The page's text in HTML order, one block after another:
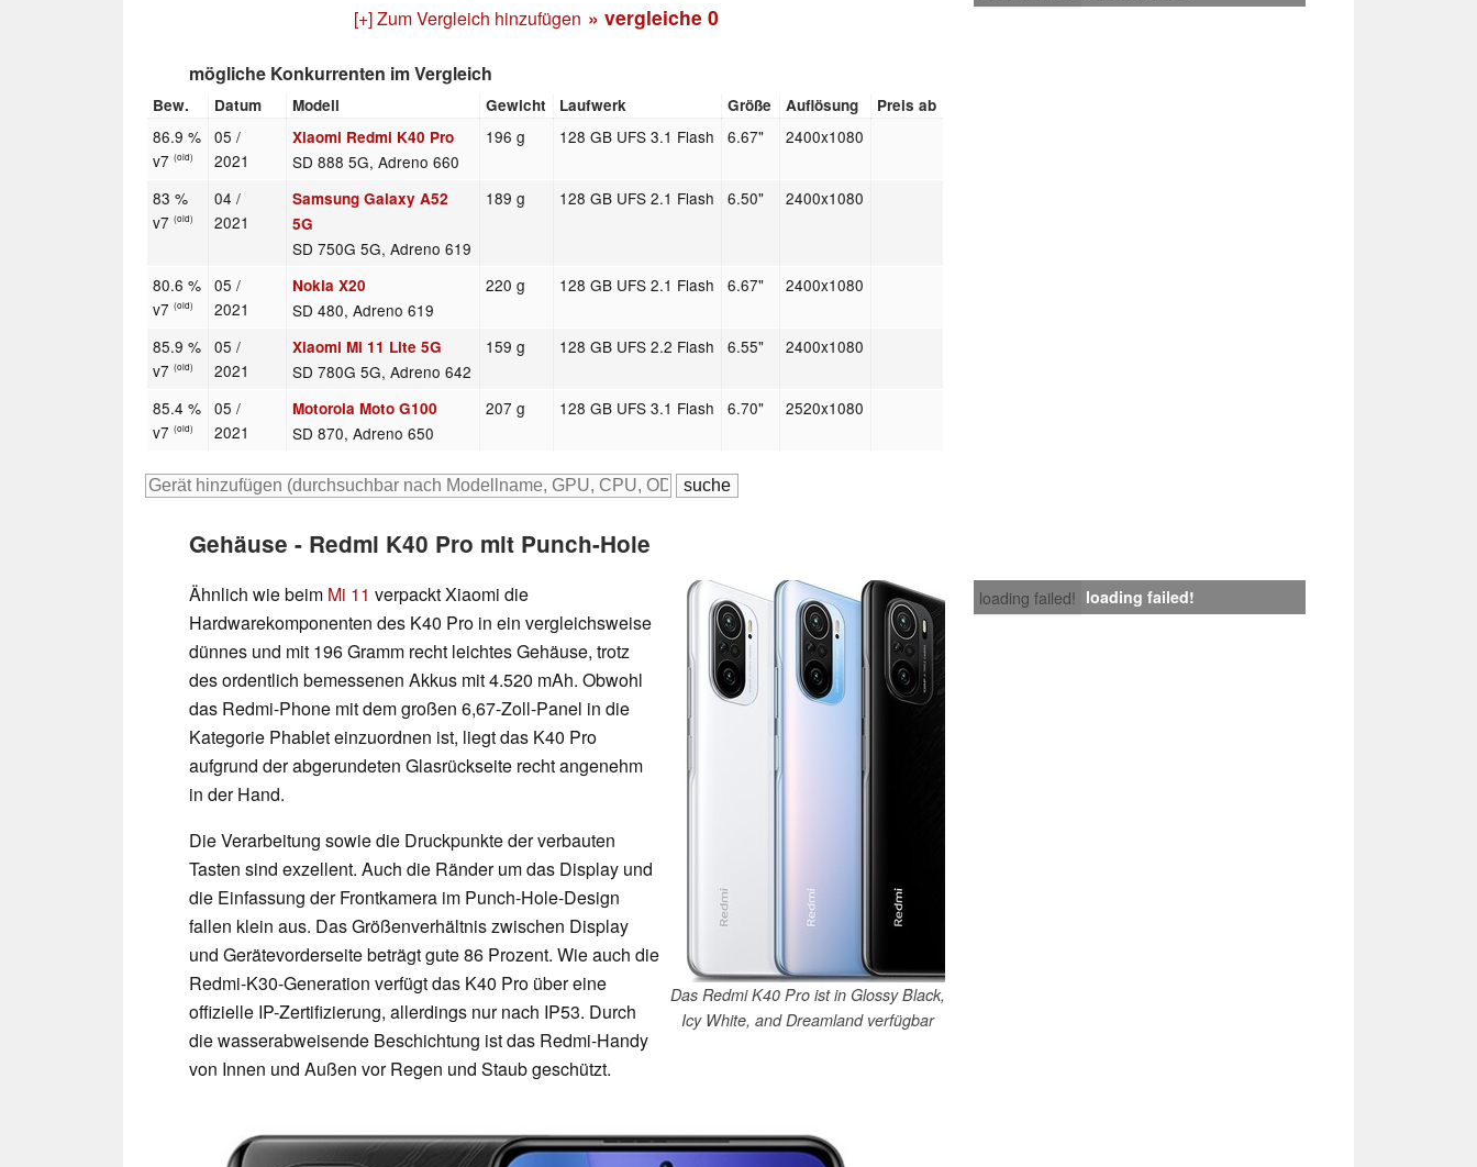
[+] Zum Vergleich hinzufügen » vergleiche 0
mögliche Konkurrenten im Vergleich
Bew. Datum Modell Gewicht Laufwerk Größe Auflösung Preis ab
86.9 %
v7(old)
05 /
2021
Xiaomi Redmi K40 Pro
SD 888 5G, Adreno 660
196 g 128 GB UFS 3.1 Flash 6.67" 2400x1080
83 %
v7(old)
04 /
2021
Samsung Galaxy A52
5G
SD 750G 5G, Adreno 619
189 g 128 GB UFS 2.1 Flash 6.50" 2400x1080
80.6 %
v7(old)
05 /
2021
Nokia X20
SD 480, Adreno 619
220 g 128 GB UFS 2.1 Flash 6.67" 2400x1080
85.9 %
v7(old)
05 /
2021
Xiaomi Mi 11 Lite 5G
SD 780G 5G, Adreno 642
159 g 128 GB UFS 2.2 Flash 6.55" 2400x1080
85.4 %
v7(old)
05 /
2021
Motorola Moto G100
SD 870, Adreno 650
207 g 128 GB UFS 3.1 Flash 6.70" 2520x1080
Gehäuse - Redmi K40 Pro mit Punch-Hole
loading failed! loading failed!
Das Redmi K40 Pro ist in Glossy Black,
Icy White, and Dreamland verfügbar
Ähnlich wie beim Mi 11 verpackt Xiaomi die
Hardwarekomponenten des K40 Pro in ein vergleichsweise
dünnes und mit 196 Gramm recht leichtes Gehäuse, trotz
des ordentlich bemessenen Akkus mit 4.520 mAh. Obwohl
das Redmi-Phone mit dem großen 6,67-Zoll-Panel in die
Kategorie Phablet einzuordnen ist, liegt das K40 Pro
aufgrund der abgerundeten Glasrückseite recht angenehm
in der Hand.
Die Verarbeitung sowie die Druckpunkte der verbauten
Tasten sind exzellent. Auch die Ränder um das Display und
die Einfassung der Frontkamera im Punch-Hole-Design
fallen klein aus. Das Größenverhältnis zwischen Display
und Gerätevorderseite beträgt gute 86 Prozent. Wie auch die
Redmi-K30-Generation verfügt das K40 Pro über eine
offizielle IP-Zertifizierung, allerdings nur nach IP53. Durch
die wasserabweisende Beschichtung ist das Redmi-Handy
von Innen und Außen vor Regen und Staub geschützt.